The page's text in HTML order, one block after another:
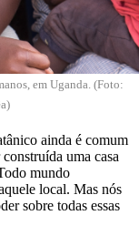
em Uganda. (Foto:
ainda é comum
uma casa
mundo
local. Mas nós
sobre todas essas